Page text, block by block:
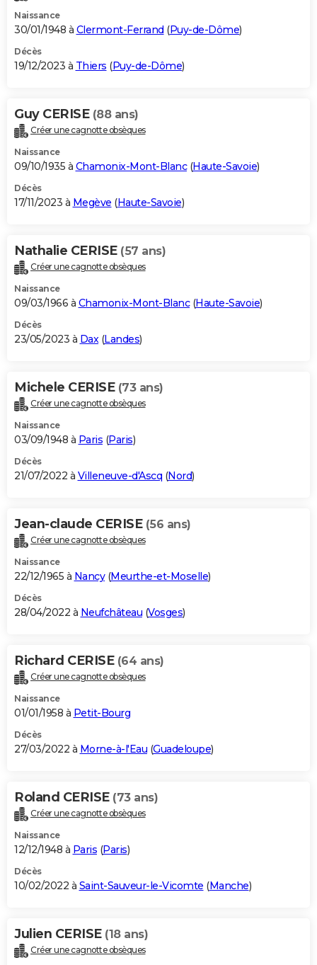
Naissance
30/01/1948 à Clermont-Ferrand (Puy-de-Dôme)
Décès
19/12/2023 à Thiers (Puy-de-Dôme)
Guy CERISE (88 ans)
Créer une cagnotte obsèques
Naissance
09/10/1935 à Chamonix-Mont-Blanc(Haute-Savoie)
Décès
17/11/2023 à Megève (Haute-Savoie)
Nathalie CERISE (57 ans)
Créer une cagnotte obsèques
Naissance
09/03/1966 à Chamonix-Mont-Blanc(Haute-Savoie)
Décès
23/05/2023 à Dax(Landes)
Michele CERISE (73 ans)
Créer une cagnotte obsèques
Naissance
03/09/1948 à Paris (Paris)
Décès
21/07/2022 à Villeneuve-d'Ascq (Nord)
Jean-claude CERISE (56 ans)
Créer une cagnotte obsèques
Naissance
22/12/1965 à Nancy(Meurthe-et-Moselle)
Décès
28/04/2022 à Neufchâteau (Vosges)
Richard CERISE (64 ans)
Créer une cagnotte obsèques
Naissance
01/01/1958 à Petit-Bourg
Décès
27/03/2022 à Morne-à-l'Eau (Guadeloupe)
Roland CERISE (73 ans)
Créer une cagnotte obsèques
Naissance
12/12/1948 à Paris (Paris)
Décès
10/02/2022 à Saint-Sauveur-le-Vicomte (Manche)
Julien CERISE (18 ans)
Créer une cagnotte obsèques